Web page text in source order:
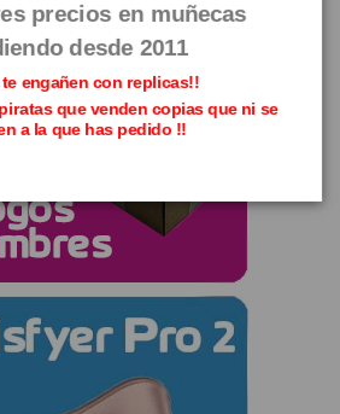
precios en muñecas
desde 2011
engañen con replicas!!
que venden copias que ni se
a la que has pedido !!